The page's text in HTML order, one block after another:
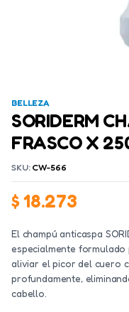
BELLEZA
SORIDERM
FRASCO X
SKU: CW-566
$18.273
El champú anticaspa
especialmente
aliviar el picor del cuero
profundamente,
cabello.